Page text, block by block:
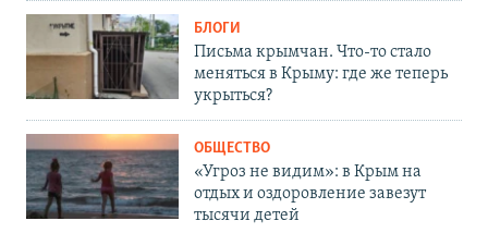
БЛОГИ
Письма крымчан. Что-то стало
меняться в Крыму: где же теперь
укрыться?
ОБЩЕСТВО
«Угроз не видим»: в Крым на
отдых и оздоровление завезут
тысячи детей